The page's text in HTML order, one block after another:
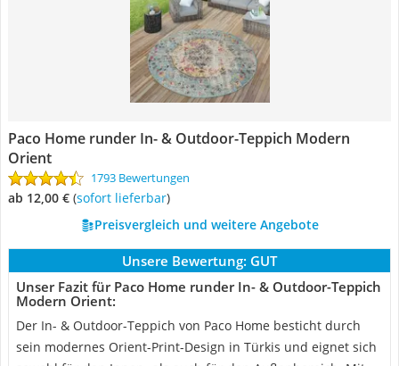
Paco Home runder In- & Outdoor-Teppich Modern
Orient
1793 Bewertungen
ab 12,00 € ( Sofort lieferbar)
Preisvergleich und weitere Angebote
Unsere Bewertung: GUT
Unser Fazit für Paco Home runder In- & Outdoor-Teppich
Modern Orient:
Der In- & Outdoor-Teppich von Paco Home besticht durch
sein modernes Orient-Print-Design in Türkis und eignet sich